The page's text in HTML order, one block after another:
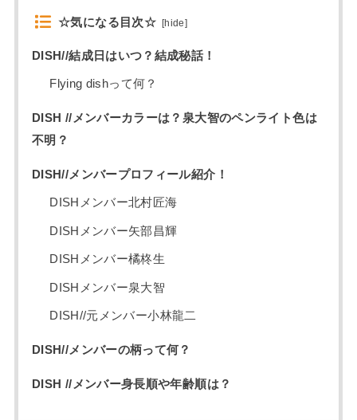
☆気になる目次☆ [hide]
DISH//結成日はいつ？結成秘話！
Flying dishって何？
DISH //メンバーカラーは？泉大智のペンライト色は
不明？
DISH//メンバープロフィール紹介！
DISHメンバー北村匠海
DISHメンバー矢部昌輝
DISHメンバー橘柊生
DISHメンバー泉大智
DISH//元メンバー小林龍二
DISH//メンバーの柄って何？
DISH //メンバー身長順や年齢順は？